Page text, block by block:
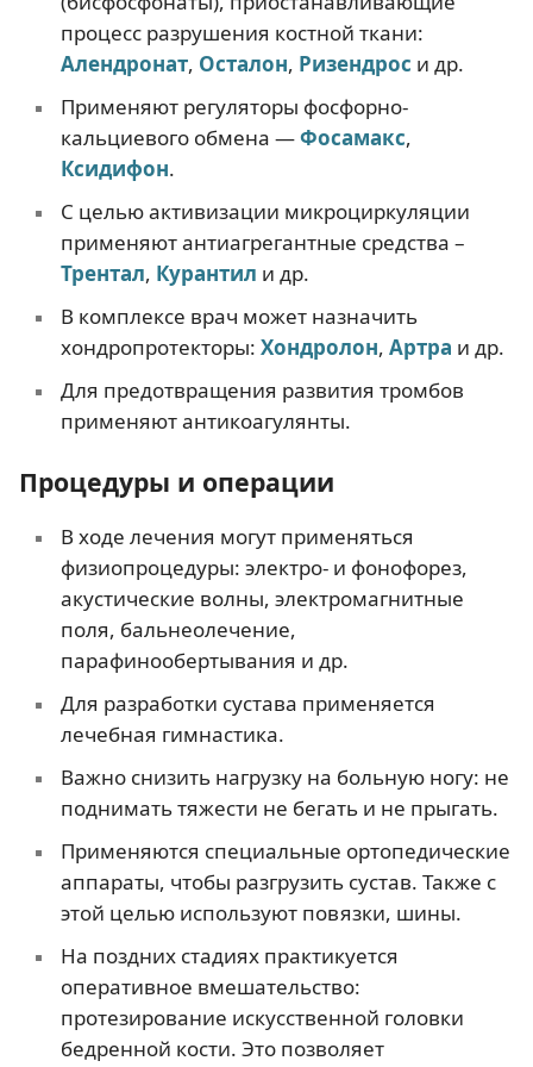
процесс разрушения костной ткани:
Алендронат, Осталон, Ризендрос и др.
Применяют регуляторы фосфорно-
кальциевого обмена —Фосамакс,
Ксидифон.
С целью активизации микроциркуляции
применяют антиагрегантные средства –
Трентал, Курантил и др.
В комплексе врач может назначить
хондропротекторы: Хондролон, Артра и др.
Для предотвращения развития тромбов
применяют антикоагулянты.
Процедуры и операции
В ходе лечения могут применяться
физиопроцедуры: электро- и фонофорез,
акустические волны, электромагнитные
поля, бальнеолечение,
парафинообертывания и др.
Для разработки сустава применяется
лечебная гимнастика.
Важно снизить нагрузку на больную ногу: не
поднимать тяжести не бегать и не прыгать.
Применяются специальные ортопедические
аппараты, чтобы разгрузить сустав. Также с
этой целью используют повязки, шины.
На поздних стадиях практикуется
оперативное вмешательство:
протезирование искусственной головки
бедренной кости. Это позволяет